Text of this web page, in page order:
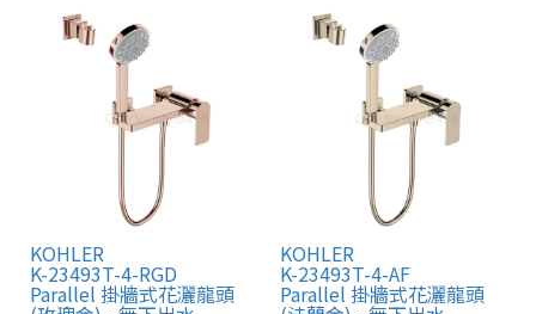
KOHLER
K-23493T-4-RGD
Parallel 掛牆式花灑龍頭
KOHLER
K-23493T-4-AF
Parallel 掛牆式花灑龍頭